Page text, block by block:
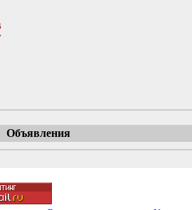
Объявления